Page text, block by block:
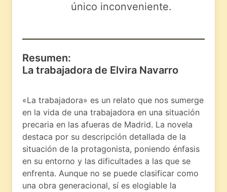
único inconveniente.
Resumen:
La trabajadora de Elvira Navarro
«La trabajadora» es un relato que nos sumerge
en la vida de una trabajadora en una situación
precaria en las afueras de Madrid. La novela
destaca por su descripción detallada de la
situación de la protagonista, poniendo énfasis
en su entorno y las dificultades a las que se
enfrenta. Aunque no se puede clasificar como
una obra generacional, sí es elogiable la